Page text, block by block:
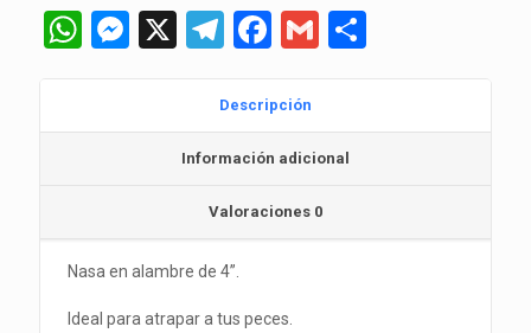
Alambre
y
040)
WhatsApp
Messenger
X Telegram
Facebook
Gmail
Descripción
Información adicional
Valoraciones 0
Nasa en alambre de 4”.
Ideal para atrapar a tus peces.